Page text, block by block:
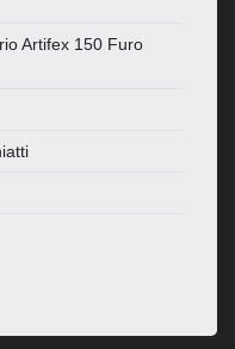
Artifex 150 Furo